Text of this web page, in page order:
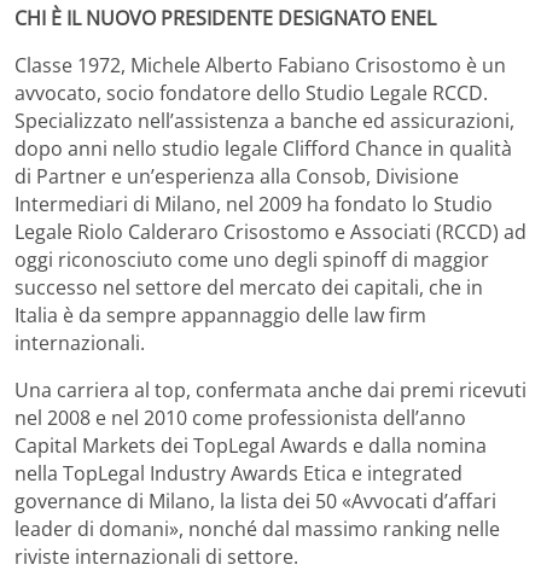
CHI È IL NUOVO PRESIDENTE DESIGNATO ENEL
Classe 1972, Michele Alberto Fabiano Crisostomo è un
avvocato, socio fondatore dello Studio Legale RCCD.
Specializzato nell’assistenza a banche ed assicurazioni,
dopo anni nello studio legale Clifford Chance in qualità
di Partner e un’esperienza alla Consob, Divisione
Intermediari di Milano, nel 2009 ha fondato lo Studio
Legale Riolo Calderaro Crisostomo e Associati (RCCD) ad
oggi riconosciuto come uno degli spinoff di maggior
successo nel settore del mercato dei capitali, che in
Italia è da sempre appannaggio delle law firm
internazionali.
Una carriera al top, confermata anche dai premi ricevuti
nel 2008 e nel 2010 come professionista dell’anno
Capital Markets dei TopLegal Awards e dalla nomina
nella TopLegal Industry Awards Etica e integrated
governance di Milano, la lista dei 50 «Avvocati d’affari
leader di domani», nonché dal massimo ranking nelle
riviste internazionali di settore.